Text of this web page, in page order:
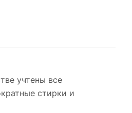
учтены все
стирки и